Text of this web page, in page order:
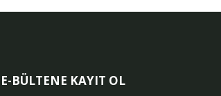
E-BÜLTENE KAYIT OL